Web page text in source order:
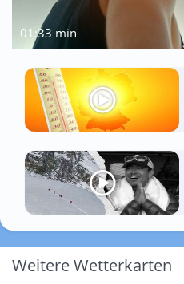
01:33 min
Weitere Wetterkarten